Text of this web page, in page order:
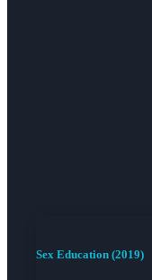
Sex Education (2019)